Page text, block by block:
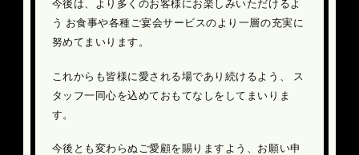
今後は、より多くのお客様にお楽しみいただけるよ
う お食事や各種ご宴会サービスのより一層の充実に
努めてまいります。
これからも皆様に愛される場であり続けるよう、
ス
タッフ一同心を込めておもてなしをしてまいりま
す。
今後とも変わらぬご愛顧を賜りますよう、お願い申